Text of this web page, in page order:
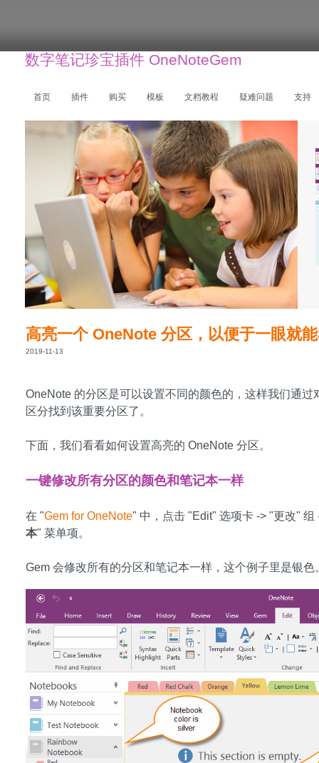
数字笔记珍宝插件 OneNoteGem
首页 插件 购买 模板 文档教程 疑难问题 支持
高亮一个 OneNote 分区，以便于一眼就
2019-11-13
OneNote 的分区是可以设置不同的颜色的，这样我们通
区分找到该重要分区了。
下面，我们看看如何设置高亮的 OneNote 分区。
一键修改所有分区的颜色和笔记本一样
在 "Gem for OneNote" 中，点击 "Edit" 选项卡 -> "更改" 组
本" 菜单项。
Gem 会修改所有的分区和笔记本一样，这个例子里是银色